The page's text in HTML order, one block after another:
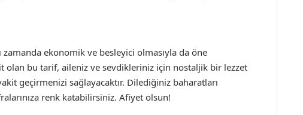
ekonomik ve besleyici olmasıyla da öne
olan bu tarif, aileniz ve sevdikleriniz için nostaljik bir lezzet
geçirmenizi sağlayacaktır. Dilediğiniz baharatları
renk katabilirsiniz. Afiyet olsun!